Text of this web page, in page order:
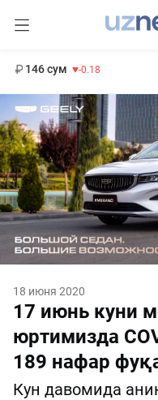
146 сум -0.18
18 июня 2020
17 июнь куни
юртимизда
189 нафар
Кун давомида